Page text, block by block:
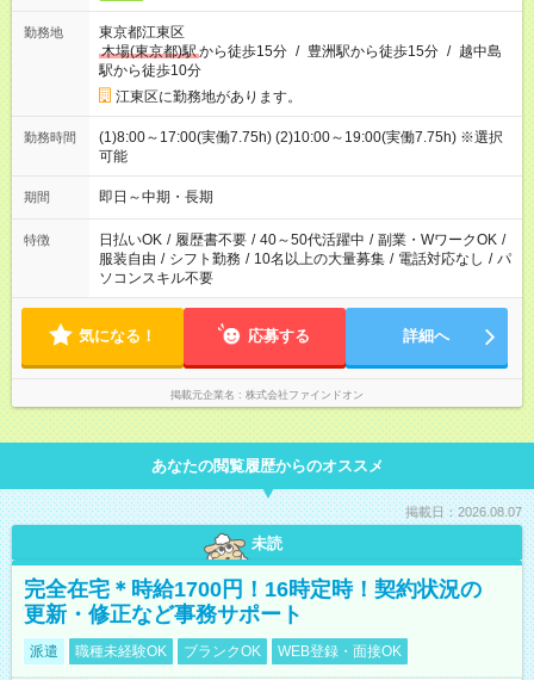
勤務地
東京都江東区
木場(東京都)駅から徒歩15分 / 豊洲駅から徒歩15分 / 越中島
駅から徒歩10分
江東区に勤務地があります。
勤務時間
(1)8:00～17:00(実働7.75h) (2)10:00～19:00(実働7.75h) ※選択
可能
期間 即日～中期・長期
特徴 日払いOK / 履歴書不要 / 40～50代活躍中 / 副業・WワークOK /
服装自由 / シフト勤務 / 10名以上の大量募集 / 電話対応なし / パ
ソコンスキル不要
気になる！ 応募する 詳細へ
掲載元企業名 株式会社ファインドオン
あなたの閲覧履歴からのオススメ
掲載日：2026.08.07
未読
完全在宅＊時給1700円！16時定時！契約状況の
更新・修正など事務サポート
派遣 職種未経験OK ブランクOK WEB登録・面接OK